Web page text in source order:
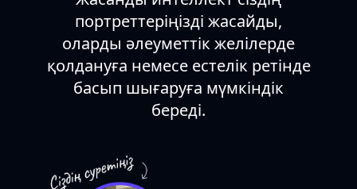
мен кәсібилігіне
қойылған.
портреттеріңізді жасайды,
оларды әлеуметтік желілерде
қолдануға немесе естелік ретінде
басып шығаруға мүмкіндік
береді.